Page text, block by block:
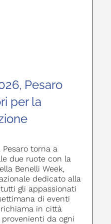
Pesaro
per la
Pesaro torna a
due ruote con la
Benelli Week,
dedicato alla
gli appassionati
di eventi
in città
da ogni